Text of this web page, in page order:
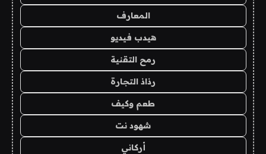
المعارف
هيدب فيديو
رمح التقنية
رذاذ التجارة
طعم وكيف
شهود نت
أركاني